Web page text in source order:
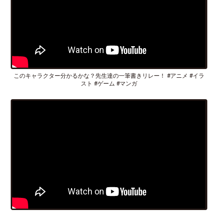
このキャラクター分かるかな？先生達の一筆書きリレー！ #アニメ #イラ
スト #ゲーム #マンガ